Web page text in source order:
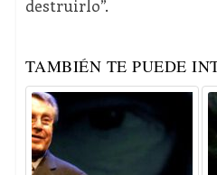
destruirlo”.
TAMBIÉN TE PUEDE